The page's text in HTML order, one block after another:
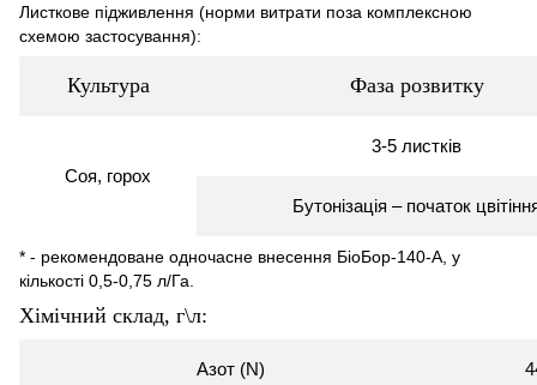
Листкове підживлення (норми витрати поза комплексною
схемою застосування):
Культура Фаза розвитку
Соя, горох
3-5 листків
Бутонізація – початок
* - рекомендоване одночасне внесення БіоБор-140-А, у
кількості 0,5-0,75 л/Га.
Хімічний склад, г\л:
Азот (N)